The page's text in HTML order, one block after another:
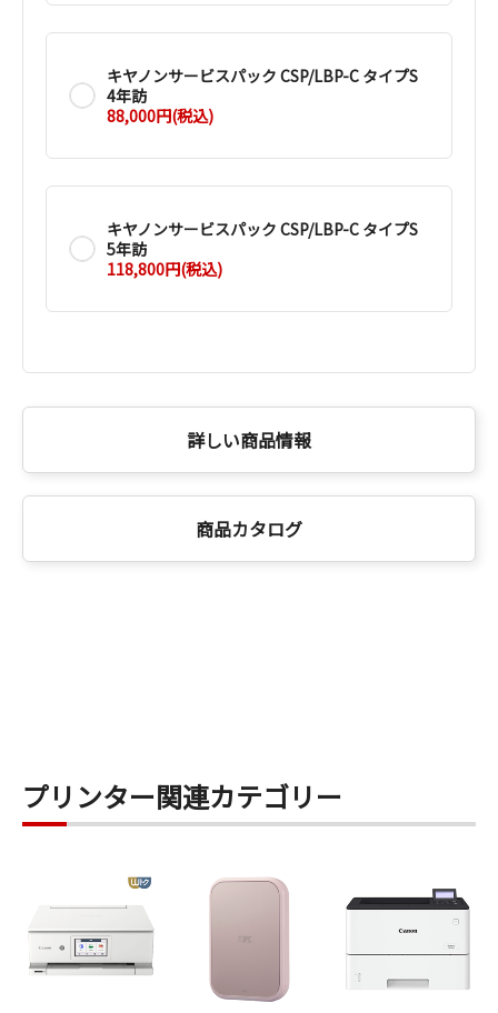
キヤノンサービスパック CSP/LBP-C タイプS
4年訪
88,000円(税込)
キヤノンサービスパック CSP/LBP-C タイプS
5年訪
118,800円(税込)
詳しい商品情報
商品カタログ
プリンター関連カテゴリー